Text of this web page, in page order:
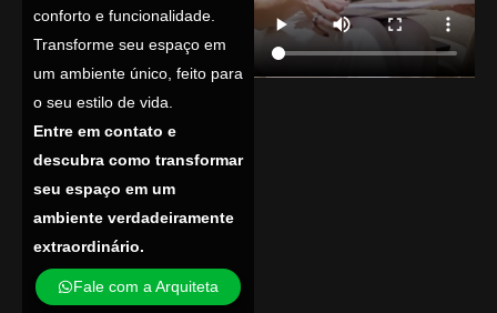
conforto e funcionalidade.
Transforme seu espaço em
um ambiente único, feito para
o seu estilo de vida.
Entre em contato e
descubra como transformar
seu espaço em um
ambiente verdadeiramente
extraordinário.
Fale com a Arquiteta